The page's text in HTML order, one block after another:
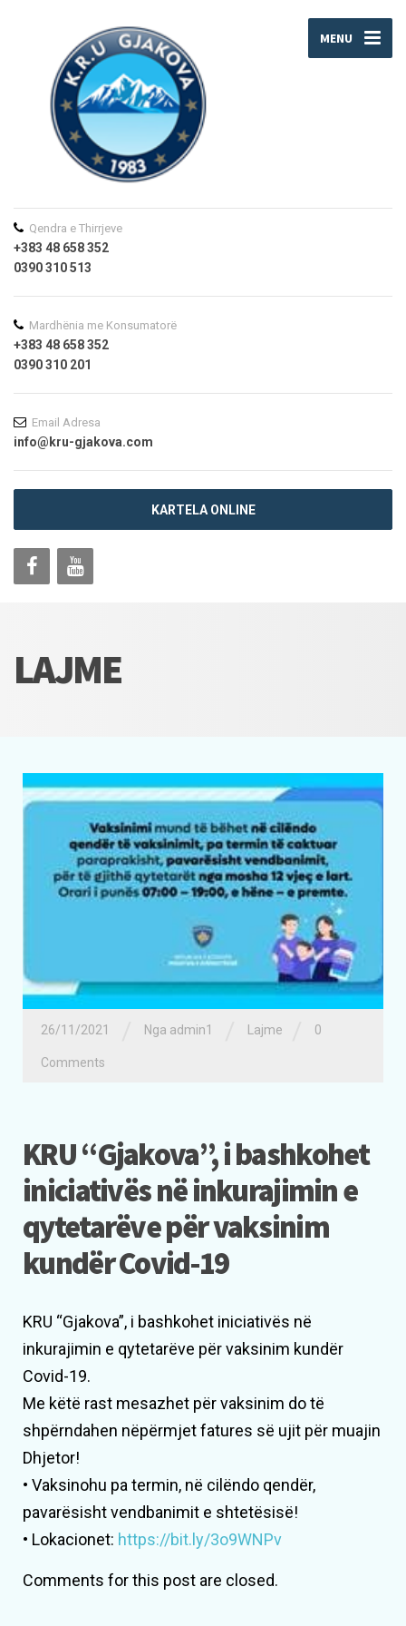
MENU
Qendra e Thirrjeve
+383 48 658 352
0390 310 513
Mardhënia me Konsumatorë
+383 48 658 352
0390 310 201
Email Adresa
info@kru-gjakova.com
KARTELA ONLINE
LAJME
26/11/2021 Nga admin1 Lajme 0
Comments
KRU “Gjakova”, i bashkohet
iniciativës në inkurajimin e
qytetarëve për vaksinim
kundër Covid-19
KRU “Gjakova”, i bashkohet iniciativës në
inkurajimin e qytetarëve për vaksinim kundër
Covid-19.
Me këtë rast mesazhet për vaksinim do të
shpërndahen nëpërmjet fatures së ujit për muajin
Dhjetor!
• Vaksinohu pa termin, në cilëndo qendër,
pavarësisht vendbanimit e shtetësisë!
• Lokacionet: https://bit.ly/3o9WNPv
Comments for this post are closed.